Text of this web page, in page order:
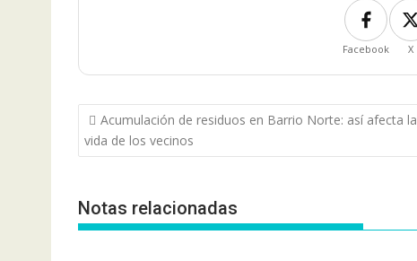
Facebook X
Navegación
de
entradas
Acumulación de residuos en Barrio Norte: así afecta la
vida de los vecinos
Notas relacionadas